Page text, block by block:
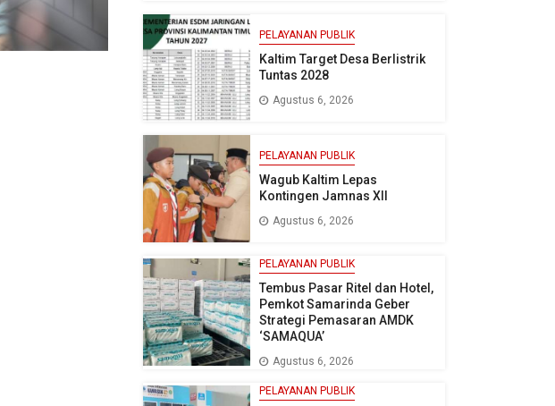
PELAYANAN PUBLIK
Kaltim Target Desa Berlistrik
Tuntas 2028
Agustus 6, 2026
PELAYANAN PUBLIK
Wagub Kaltim Lepas
Kontingen Jamnas XII
Agustus 6, 2026
PELAYANAN PUBLIK
Tembus Pasar Ritel dan Hotel,
Pemkot Samarinda Geber
Strategi Pemasaran AMDK
‘SAMAQUA’
Agustus 6, 2026
PELAYANAN PUBLIK